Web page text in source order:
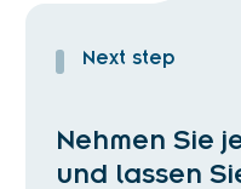
Next step
Nehmen Sie
und lassen